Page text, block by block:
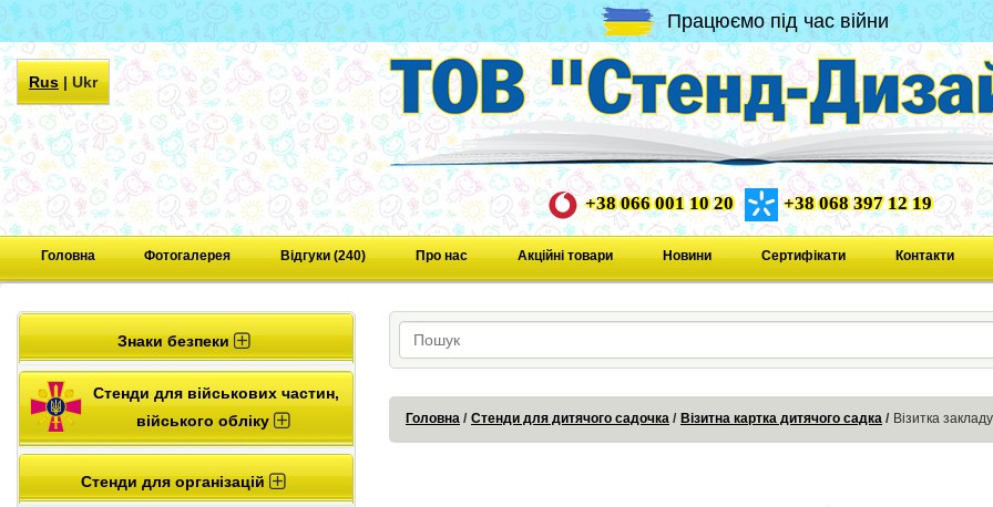
Працюємо під час війни
Rus|Ukr
+38 066 001 10 20 +38 068 397 12 19
Головна Фотогалерея Відгуки (240) Про нас Акційні товари Новини Сертифікати Контакти
Знаки безпеки
Стенди для військових частин,
війського обліку
Стенди для організацій
Головна Стенди для дитячого садочка Візитна картка дитячого садка Візитка